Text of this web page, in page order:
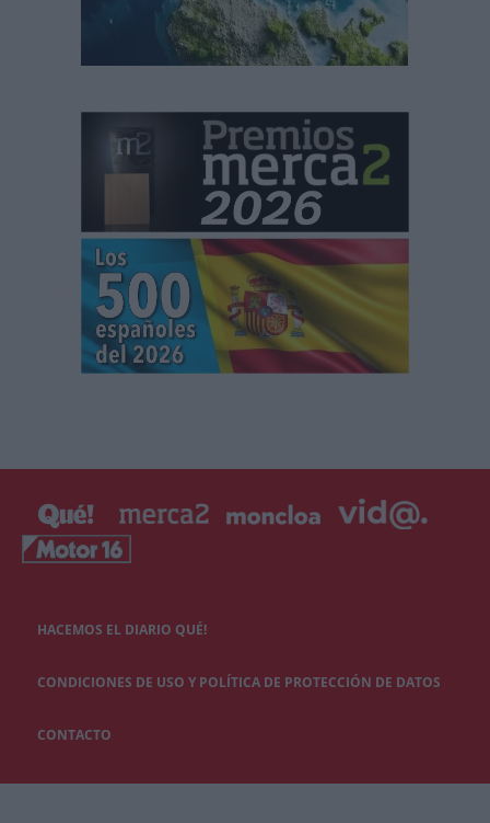
HACEMOS EL DIARIO QUÉ!
CONDICIONES DE USO Y POLÍTICA DE PROTECCIÓN DE DATOS
CONTACTO